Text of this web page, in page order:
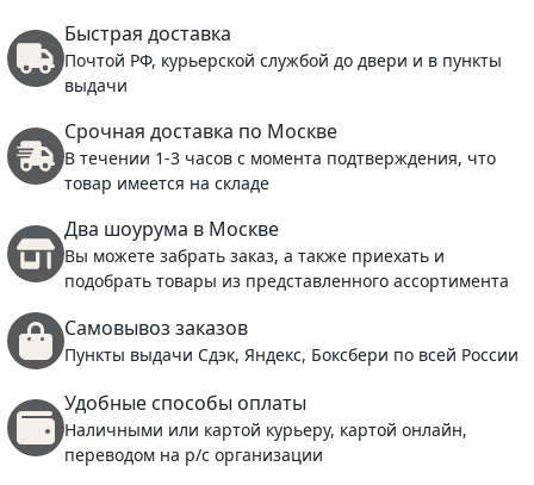
Быстрая доставка
Почтой РФ, курьерской службой до двери и в пункты
выдачи
Срочная доставка по Москве
В течении 1-3 часов с момента подтверждения, что
товар имеется на складе
Два шоурума в Москве
Вы можете забрать заказ, а также приехать и
подобрать товары из представленного ассортимента
Самовывоз заказов
Пункты выдачи Сдэк, Яндекс, Боксбери по всей России
Удобные способы оплаты
Наличными или картой курьеру, картой онлайн,
переводом на р/с организации